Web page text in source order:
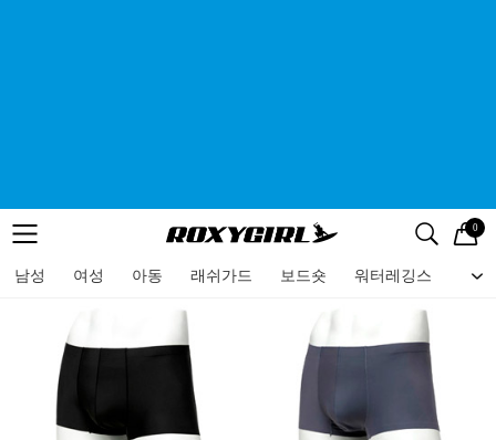
메뉴 검색
로고 0
남성 여성 아동 래쉬가드 보드숏 워터레깅스 비
메뉴